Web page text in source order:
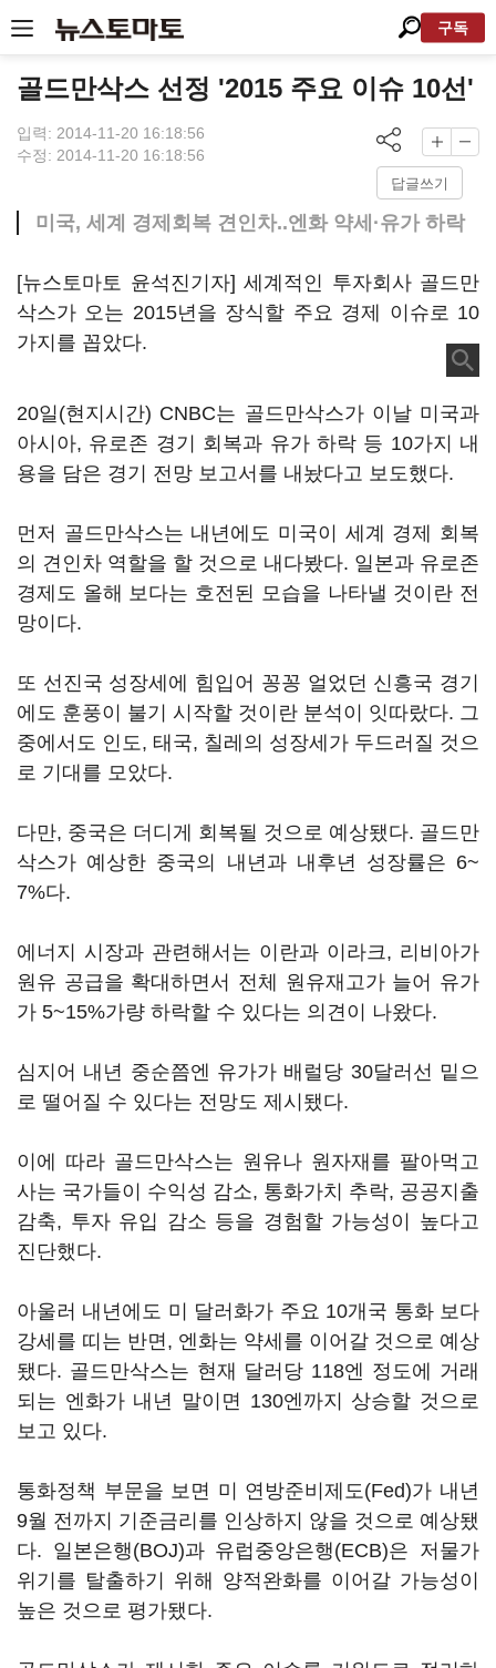
구독
골드만삭스 선정 '2015 주요 이슈 10선'
입력: 2014-11-20 16:18:56
수정: 2014-11-20 16:18:56
답글쓰기
미국, 세계 경제회복 견인차..엔화 약세·유가 하락
[뉴스토마토 윤석진기자] 세계적인 투자회사 골드만
삭스가 오는 2015년을 장식할 주요 경제 이슈로 10
가지를 꼽았다.
20일(현지시간) CNBC는 골드만삭스가 이날 미국과
아시아, 유로존 경기 회복과 유가 하락 등 10가지 내
용을 담은 경기 전망 보고서를 내놨다고 보도했다.
먼저 골드만삭스는 내년에도 미국이 세계 경제 회복
의 견인차 역할을 할 것으로 내다봤다. 일본과 유로존
경제도 올해 보다는 호전된 모습을 나타낼 것이란 전
망이다.
또 선진국 성장세에 힘입어 꽁꽁 얼었던 신흥국 경기
에도 훈풍이 불기 시작할 것이란 분석이 잇따랐다. 그
중에서도 인도, 태국, 칠레의 성장세가 두드러질 것으
로 기대를 모았다.
다만, 중국은 더디게 회복될 것으로 예상됐다. 골드만
삭스가 예상한 중국의 내년과 내후년 성장률은 6~
7%다.
에너지 시장과 관련해서는 이란과 이라크, 리비아가
원유 공급을 확대하면서 전체 원유재고가 늘어 유가
가 5~15%가량 하락할 수 있다는 의견이 나왔다.
심지어 내년 중순쯤엔 유가가 배럴당 30달러선 밑으
로 떨어질 수 있다는 전망도 제시됐다.
이에 따라 골드만삭스는 원유나 원자재를 팔아먹고
사는 국가들이 수익성 감소, 통화가치 추락, 공공지출
감축, 투자 유입 감소 등을 경험할 가능성이 높다고
진단했다.
아울러 내년에도 미 달러화가 주요 10개국 통화 보다
강세를 띠는 반면, 엔화는 약세를 이어갈 것으로 예상
됐다. 골드만삭스는 현재 달러당 118엔 정도에 거래
되는 엔화가 내년 말이면 130엔까지 상승할 것으로
보고 있다.
통화정책 부문을 보면 미 연방준비제도(Fed)가 내년
9월 전까지 기준금리를 인상하지 않을 것으로 예상됐
다. 일본은행(BOJ)과 유럽중앙은행(ECB)은 저물가
위기를 탈출하기 위해 양적완화를 이어갈 가능성이
높은 것으로 평가됐다.